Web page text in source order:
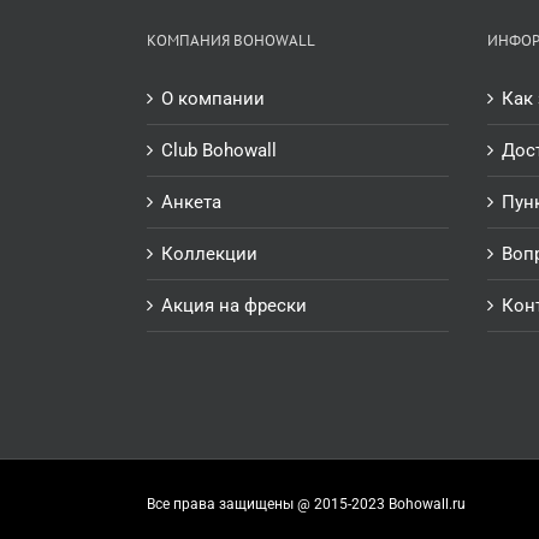
КОМПАНИЯ BOHOWALL
О компании
Club Bohowall
Анкета
Коллекции
Акция на фрески
Как
Все права защищены @ 2015-2023 Bohowall.ru